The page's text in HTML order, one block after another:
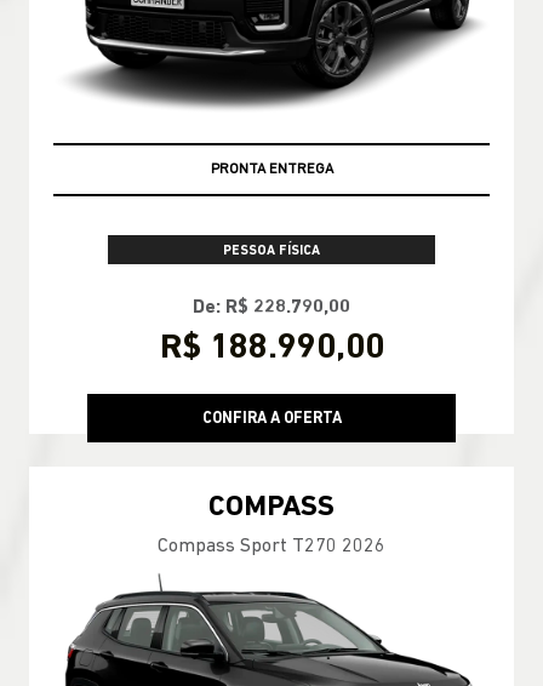
PRONTA ENTREGA
PESSOA FÍSICA
De: R$ 228.790,00
R$ 188.990,00
CONFIRA A OFERTA
COMPASS
Compass Sport T270 2026